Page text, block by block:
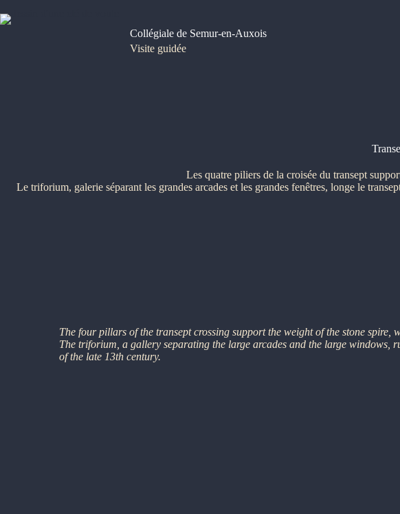
au
Collégiale de Semur-en-Auxois
Visite guidée
Les quatre piliers de la croisée du transept
Le triforium, galerie séparant les grandes arcades et les grandes fenêtres, longe le
The four pillars of the transept crossing support the weight of the stone spire,
The triforium, a gallery separating the large arcades and the large windows,
of the late 13th century.